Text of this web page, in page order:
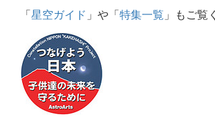
「星空ガイド 」や「特集一覧 」もご覧